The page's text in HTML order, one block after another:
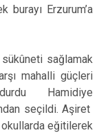
Erzurum’a
sağlamak
mahalli güçleri
Hamidiye
seçildi. Aşiret
okullarda eğitilerek